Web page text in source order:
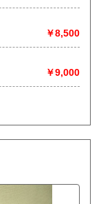
￥8,500
￥9,000